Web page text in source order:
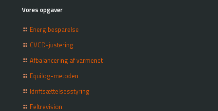
Vores opgaver
Energibesparelse
CVCD-justering
Afbalancering af varmenet
Equilog-metoden
Idriftsættelsesstyring
Feltrevision